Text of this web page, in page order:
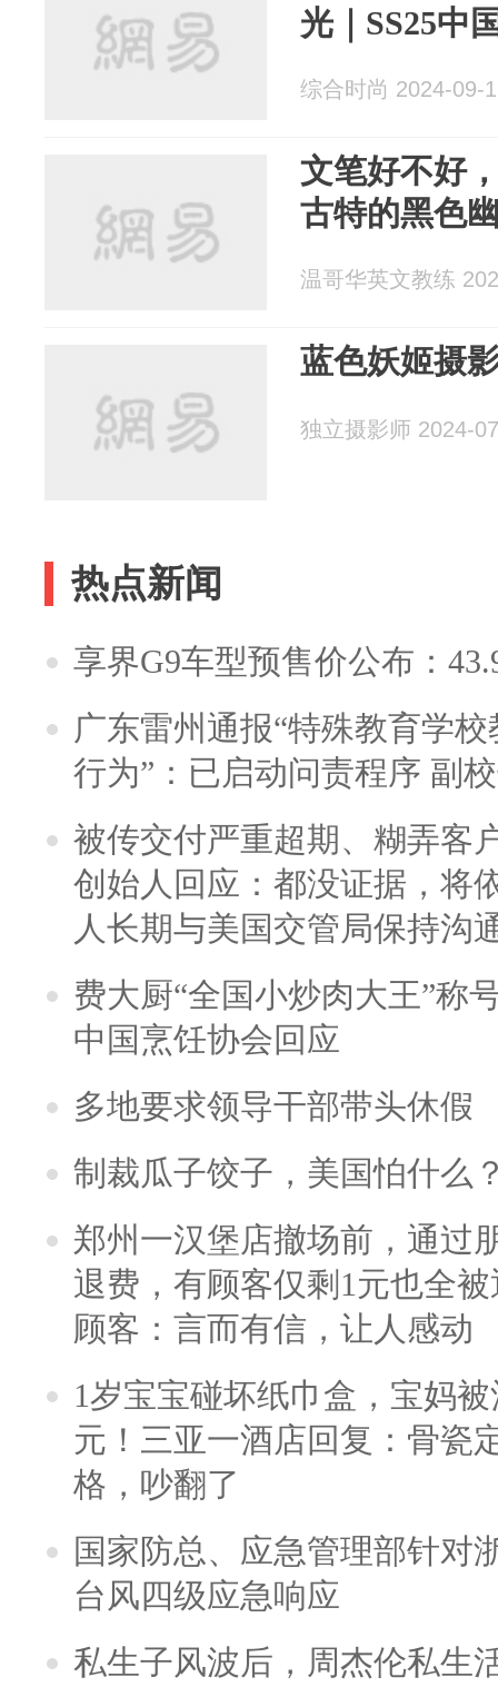
光｜SS25中
综合时尚 2024-09-
文笔好不好
古特的黑色
温哥华英文教练
蓝色妖姬摄
独立摄影师 2024-
热点新闻
享界G9车型预售价公布：
广东雷州通报“特殊教育学
行为”：已启动问责程序 副
被传交付严重超期、糊弄客
创始人回应：都没证据，将
人长期与美国交管局保持沟
费大厨“全国小炒肉大王”称
中国烹饪协会回应
多地要求领导干部带头休假
制裁瓜子饺子，美国怕什么
郑州一汉堡店撤场前，通过
退费，有顾客仅剩1元也全
顾客：言而有信，让人感动
1岁宝宝碰坏纸巾盒，宝妈
元！三亚一酒店回复：骨瓷
格，吵翻了
国家防总、应急管理部针对
台风四级应急响应
私生子风波后，周杰伦私生